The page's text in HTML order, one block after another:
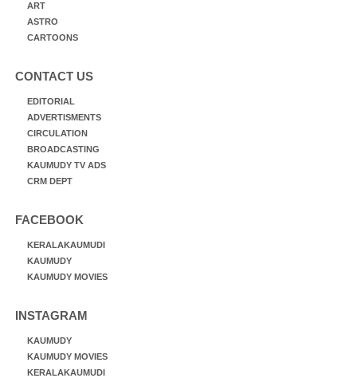
ART
ASTRO
CARTOONS
CONTACT US
EDITORIAL
ADVERTISMENTS
CIRCULATION
BROADCASTING
KAUMUDY TV ADS
CRM DEPT
FACEBOOK
KERALAKAUMUDI
KAUMUDY
KAUMUDY MOVIES
INSTAGRAM
KAUMUDY
KAUMUDY MOVIES
KERALAKAUMUDI